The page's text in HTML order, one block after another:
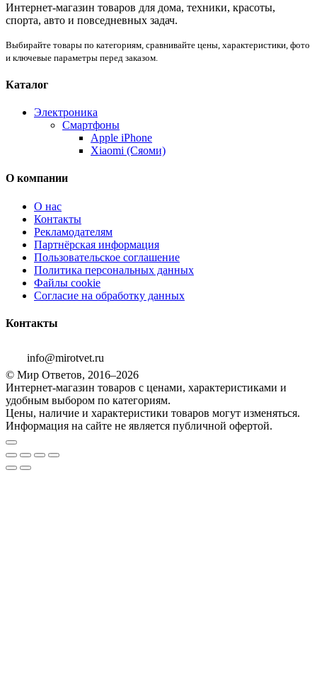
Интернет-магазин товаров для дома, техники, красоты,
спорта, авто и повседневных задач.
Выбирайте товары по категориям, сравнивайте цены, характеристики, фото
и ключевые параметры перед заказом.
Каталог
Электроника
Смартфоны
Apple iPhone
Xiaomi (Сяоми)
О компании
О нас
Контакты
Рекламодателям
Партнёрская информация
Пользовательское соглашение
Политика персональных данных
Файлы cookie
Согласие на обработку данных
Контакты
info@mirotvet.ru
© Мир Ответов, 2016–2026
Интернет-магазин товаров с ценами, характеристиками и
удобным выбором по категориям.
Цены, наличие и характеристики товаров могут изменяться.
Информация на сайте не является публичной офертой.